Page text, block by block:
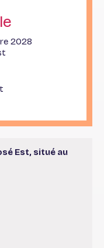
2028
Est, situé au